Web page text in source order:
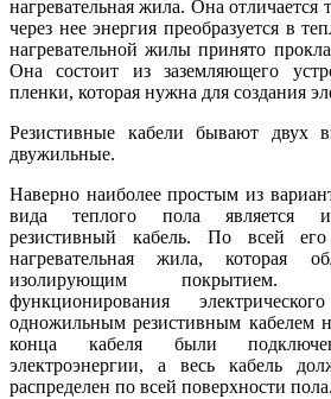
нагревательная жила. Она отличается
через нее энергия преобразуется в
нагревательной жилы принято
Она состоит из заземляющего
пленки, которая нужна для создания
Резистивные кабели бывают двух
двужильные.
Наверно наиболее простым из
вида теплого пола является
резистивный кабель. По всей его
нагревательная жила, которая
изолирующим покрытием.
функционирования
одножильным резистивным кабелем
конца кабеля были
электроэнергии, а весь кабель
распределен по всей поверхности пола.